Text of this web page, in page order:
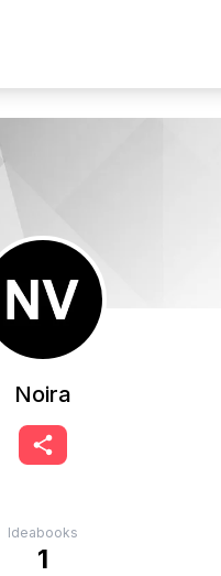
Noira
Ideabooks
1